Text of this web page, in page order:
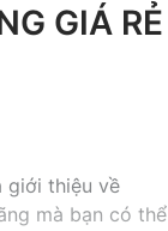
GIÁ RẺ
giới thiệu về
mà bạn có thể